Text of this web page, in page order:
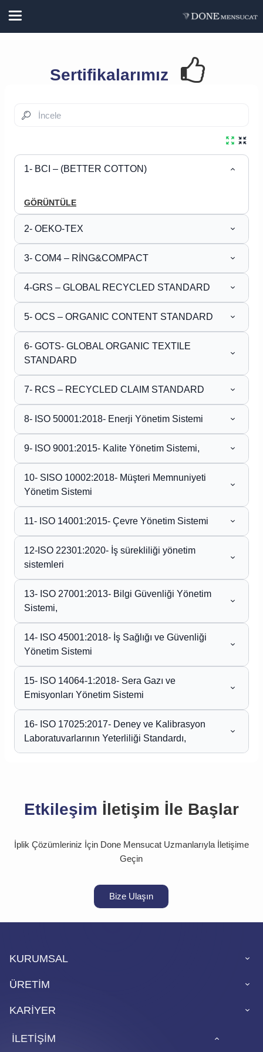
Sertifikalarımız
1- BCI – (BETTER COTTON)
GÖRÜNTÜLE
2- OEKO-TEX
3- COM4 – RİNG&COMPACT
4-GRS – GLOBAL RECYCLED STANDARD
5- OCS – ORGANIC CONTENT STANDARD
6- GOTS- GLOBAL ORGANIC TEXTILE
STANDARD
7- RCS – RECYCLED CLAIM STANDARD
8- ISO 50001:2018- Enerji Yönetim Sistemi
9- ISO 9001:2015- Kalite Yönetim Sistemi,
10- SISO 10002:2018- Müşteri Memnuniyeti
Yönetim Sistemi
11- ISO 14001:2015- Çevre Yönetim Sistemi
12-ISO 22301:2020- İş sürekliliği yönetim
sistemleri
13- ISO 27001:2013- Bilgi Güvenliği Yönetim
Sistemi,
14- ISO 45001:2018- İş Sağlığı ve Güvenliği
Yönetim Sistemi
15- ISO 14064-1:2018- Sera Gazı ve
Emisyonları Yönetim Sistemi
16- ISO 17025:2017- Deney ve Kalibrasyon
Laboratuvarlarının Yeterliliği Standardı,
Etkileşim İletişim İle Başlar
İplik Çözümleriniz İçin Done Mensucat Uzmanlarıyla İletişime
Geçin
Bize Ulaşın
KURUMSAL
ÜRETİM
KARİYER
İLETİŞİM